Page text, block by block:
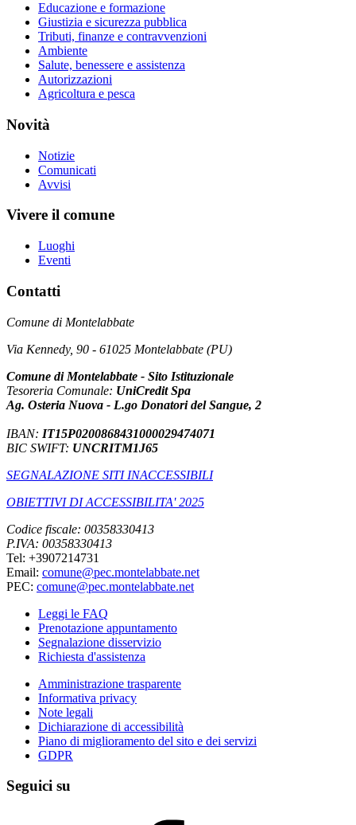
Educazione e formazione
Giustizia e sicurezza pubblica
Tributi, finanze e contravvenzioni
Ambiente
Salute, benessere e assistenza
Autorizzazioni
Agricoltura e pesca
Novità
Notizie
Comunicati
Avvisi
Vivere il comune
Luoghi
Eventi
Contatti
Comune di Montelabbate
Via Kennedy, 90 - 61025 Montelabbate (PU)
Comune di Montelabbate - Sito Istituzionale
Tesoreria Comunale: UniCredit Spa
Ag. Osteria Nuova - L.go Donatori del Sangue, 2
IBAN: IT15P0200868431000029474071
BIC SWIFT: UNCRITM1J65
SEGNALAZIONE SITI INACCESSIBILI
OBIETTIVI DI ACCESSIBILITA' 2025
Codice fiscale: 00358330413
P.IVA: 00358330413
Tel: +3907214731
Email: comune@pec.montelabbate.net
PEC: comune@pec.montelabbate.net
Leggi le FAQ
Prenotazione appuntamento
Segnalazione disservizio
Richiesta d'assistenza
Amministrazione trasparente
Informativa privacy
Note legali
Dichiarazione di accessibilità
Piano di miglioramento del sito e dei servizi
GDPR
Seguici su